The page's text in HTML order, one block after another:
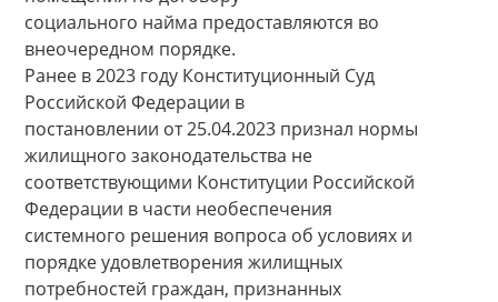
социального найма предоставляются во
внеочередном порядке.
Ранее в 2023 году Конституционный Суд
Российской Федерации в
постановлении от 25.04.2023 признал нормы
жилищного законодательства не
соответствующими Конституции Российской
Федерации в части необеспечения
системного решения вопроса об условиях и
порядке удовлетворения жилищных
потребностей граждан, признанных